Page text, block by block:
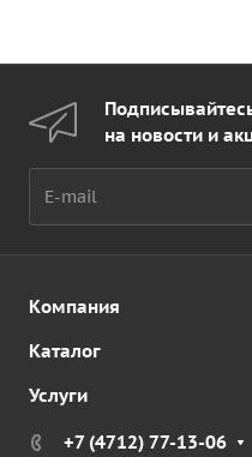
на новости и
Компания
Каталог
Услуги
+7 (4712) 77-13-06